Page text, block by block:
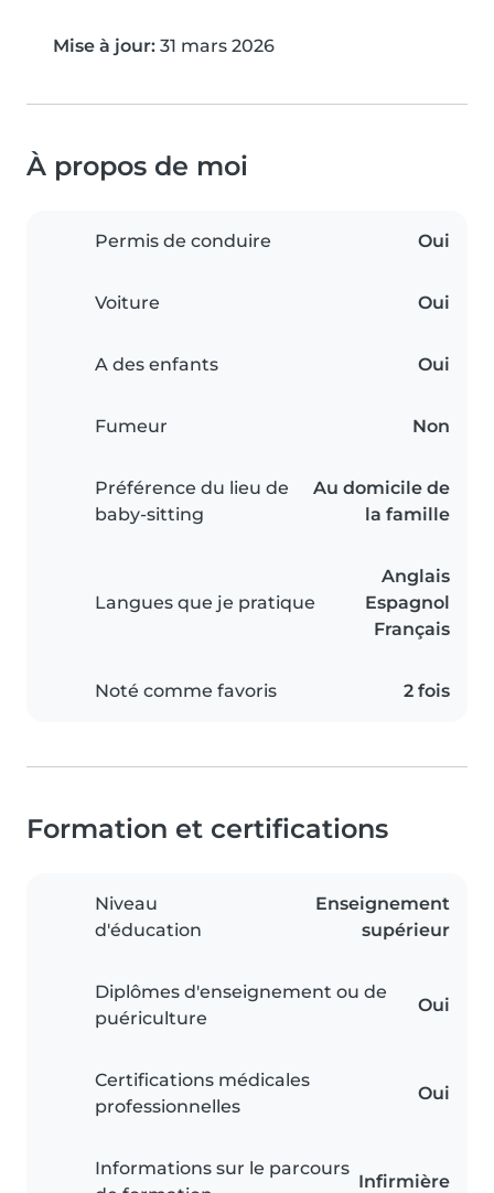
Mise à jour: 31 mars 2026
À propos de moi
Permis de conduire Oui
Voiture Oui
A des enfants Oui
Fumeur Non
Préférence du lieu de
baby-sitting
Au domicile de
la famille
Langues que je pratique
Anglais
Espagnol
Français
Noté comme favoris 2 fois
Formation et certifications
Niveau
d'éducation
Enseignement
supérieur
Diplômes d'enseignement ou de
puériculture
Oui
Certifications médicales
professionnelles
Oui
Informations sur le parcours
Infirmière